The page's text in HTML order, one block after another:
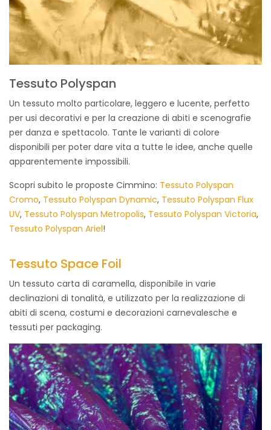
Tessuto Polyspan
Un tessuto molto particolare, leggero e lucente, perfetto
per usi decorativi e per la creazione di abiti e scenografie
per danza e spettacolo. Tante le varianti di colore
disponibili per poter dare vita a tutte le idee, anche quelle
apparentemente impossibili.
Scopri subito le proposte Cimmino: Tessuto Polyspan
Cromo, Tessuto Polyspan Dynamic, Tessuto Polyspan Flux
UV, Tessuto Polyspan Metropolis, Tessuto Polyspan Victoria,
Tessuto Polyspan Ariel!
Tessuto Space Foil
Un tessuto carta di caramella, disponibile in varie
declinazioni di tonalità, e utilizzato per la realizzazione di
abiti di scena, costumi e decorazioni carnevalesche e
tessuti per packaging.